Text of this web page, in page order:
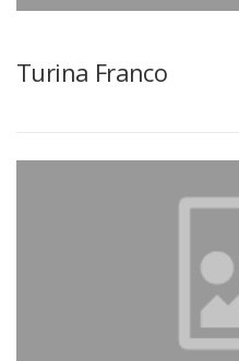
Turina Franco